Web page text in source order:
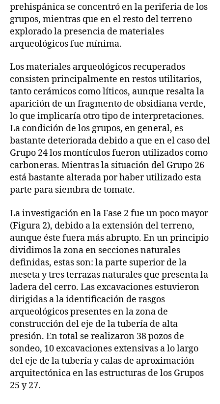
prehispánica se concentró en la periferia de los
grupos, mientras que en el resto del terreno
explorado la presencia de materiales
arqueológicos fue mínima.
Los materiales arqueológicos recuperados
consisten principalmente en restos utilitarios,
tanto cerámicos como líticos, aunque resalta la
aparición de un fragmento de obsidiana verde,
lo que implicaría otro tipo de interpretaciones.
La condición de los grupos, en general, es
bastante deteriorada debido a que en el caso del
Grupo 24 los montículos fueron utilizados como
carboneras. Mientras la situación del Grupo 26
está bastante alterada por haber utilizado esta
parte para siembra de tomate.
La investigación en la Fase 2 fue un poco mayor
(Figura 2), debido a la extensión del terreno,
aunque éste fuera más abrupto. En un principio
dividimos la zona en secciones naturales
definidas, estas son: la parte superior de la
meseta y tres terrazas naturales que presenta la
ladera del cerro. Las excavaciones estuvieron
dirigidas a la identificación de rasgos
arqueológicos presentes en la zona de
construcción del eje de la tubería de alta
presión. En total se realizaron 38 pozos de
sondeo, 10 excavaciones extensivas a lo largo
del eje de la tubería y calas de aproximación
arquitectónica en las estructuras de los Grupos
25 y 27.